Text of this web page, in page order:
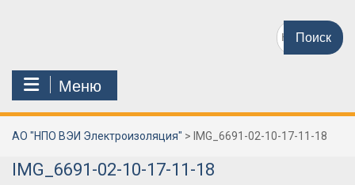
Поиск
по:
Меню
АО "НПО ВЭИ Электроизоляция" > IMG_6691-02-10-17-11-18
IMG_6691-02-10-17-11-18